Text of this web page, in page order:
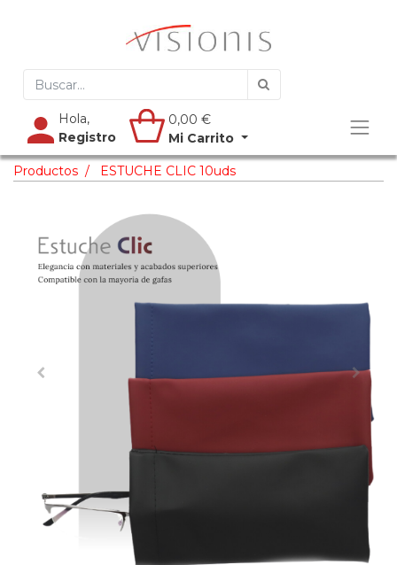
Hola,
Registro
0,00 €
Mi Carrito
Productos ESTUCHE CLIC 10uds